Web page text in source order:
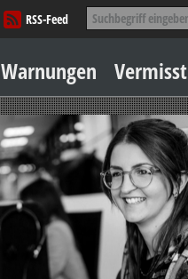
Suche
nach:
RSS-Feed
Inhalt
springen
Warnungen Vermisst